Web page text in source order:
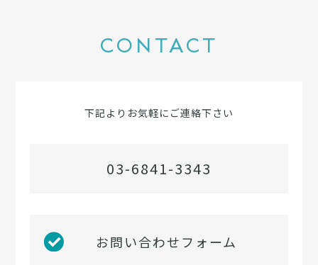
CONTACT
下記よりお気軽にご連絡下さい
03-6841-3343
お問い合わせフォーム